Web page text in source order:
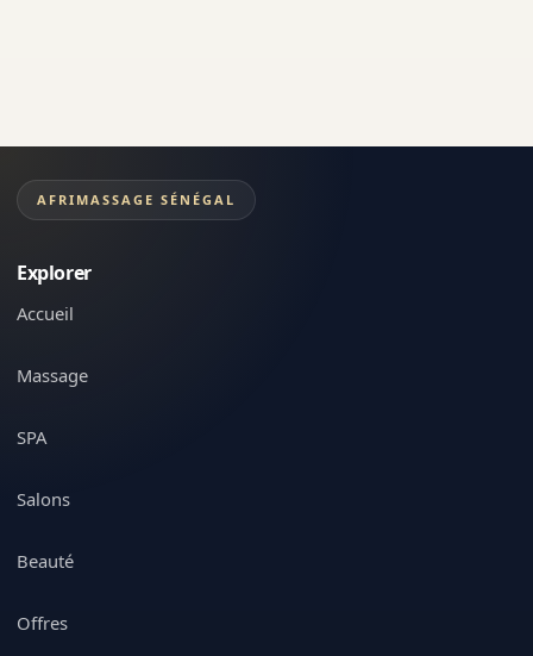
AFRIMASSAGE SÉNÉGAL
Explorer
Accueil
Massage
SPA
Salons
Beauté
Offres